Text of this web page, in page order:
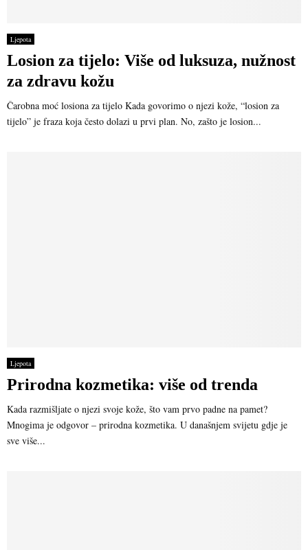
Ljepota
Losion za tijelo: Više od luksuza, nužnost
za zdravu kožu
Čarobna moć losiona za tijelo Kada govorimo o njezi kože, “losion za
tijelo” je fraza koja često dolazi u prvi plan. No, zašto je losion...
Ljepota
Prirodna kozmetika: više od trenda
Kada razmišljate o njezi svoje kože, što vam prvo padne na pamet?
Mnogima je odgovor – prirodna kozmetika. U današnjem svijetu gdje je
sve više...